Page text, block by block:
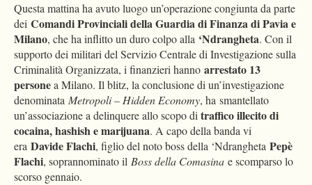
Questa mattina ha avuto luogo un’operazione congiunta da parte
dei Comandi Provinciali della Guardia di Finanza di Pavia e
Milano, che ha inflitto un duro colpo alla ‘Ndrangheta. Con il
supporto dei militari del Servizio Centrale di Investigazione sulla
Criminalità Organizzata, i finanzieri hanno arrestato 13
personea Milano. Il blitz, la conclusione di un’investigazione
denominata Metropoli – Hidden Economy, ha smantellato
un’associazione a delinquere allo scopo ditraffico illecito di
cocaina, hashish e marijuana. A capo della banda vi
era Davide Flachi, figlio del noto boss della ‘Ndrangheta Pepè
Flachi, soprannominato il Boss della Comasina e scomparso lo
scorso gennaio.